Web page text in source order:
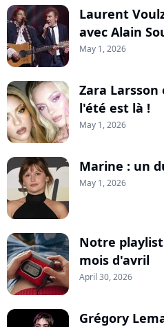
Laurent
avec Alain
May 1, 2026
Zara
l'été est là !
May 1, 2026
Marine : un
May 1, 2026
Notre
mois d'avril
April 30, 2026
Grégory